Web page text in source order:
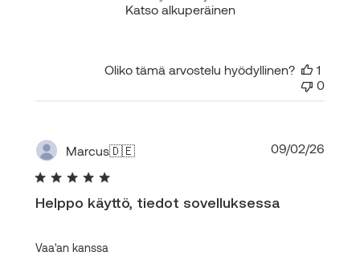
Katso alkuperäinen
Oliko tämä arvostelu hyödyllinen?
1
0
Marcus🇩🇪
Helppo käyttö, tiedot sovelluksessa
Vaa'an kanssa
09/02/26